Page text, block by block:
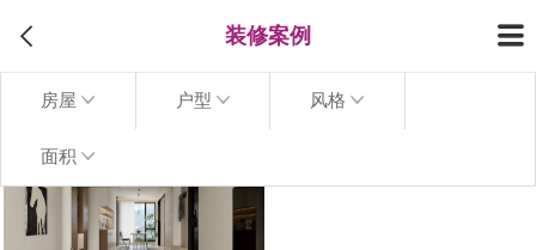
装修案例
房屋 户型 风格
面积